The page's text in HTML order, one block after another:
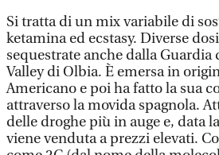
Si tratta di un mix variabile di
ketamina ed ecstasy. Diverse
sequestrate anche dalla Guardia
Valley di Olbia. È emersa in
Americano e poi ha fatto la sua
attraverso la movida spagnola.
delle droghe più in auge e, data
viene venduta a prezzi elevati.